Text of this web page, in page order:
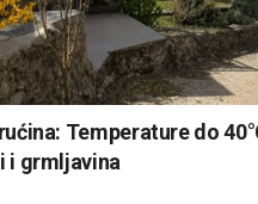
Temperature do
i grmljavina